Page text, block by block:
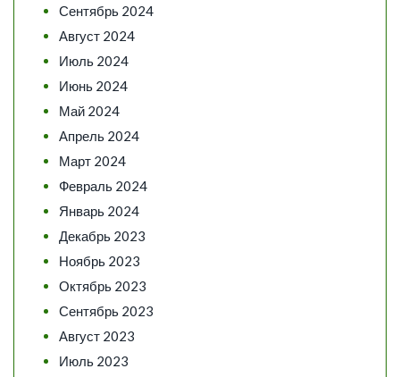
Сентябрь 2024
Август 2024
Июль 2024
Июнь 2024
Май 2024
Апрель 2024
Март 2024
Февраль 2024
Январь 2024
Декабрь 2023
Ноябрь 2023
Октябрь 2023
Сентябрь 2023
Август 2023
Июль 2023